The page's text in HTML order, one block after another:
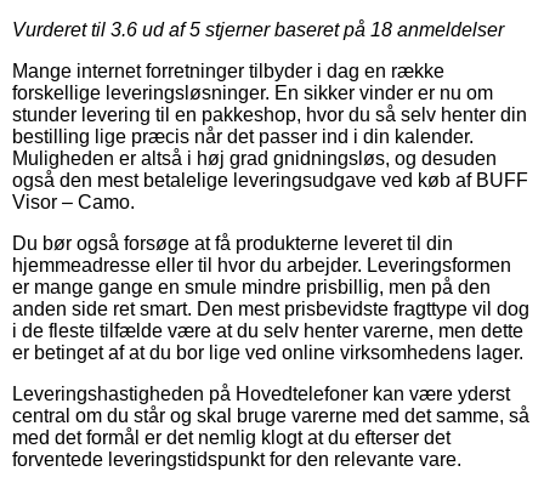
Vurderet til 3.6 ud af 5 stjerner baseret på 18 anmeldelser
Mange internet forretninger tilbyder i dag en række
forskellige leveringsløsninger. En sikker vinder er nu om
stunder levering til en pakkeshop, hvor du så selv henter din
bestilling lige præcis når det passer ind i din kalender.
Muligheden er altså i høj grad gnidningsløs, og desuden
også den mest betalelige leveringsudgave ved køb af BUFF
Visor – Camo.
Du bør også forsøge at få produkterne leveret til din
hjemmeadresse eller til hvor du arbejder. Leveringsformen
er mange gange en smule mindre prisbillig, men på den
anden side ret smart. Den mest prisbevidste fragttype vil dog
i de fleste tilfælde være at du selv henter varerne, men dette
er betinget af at du bor lige ved online virksomhedens lager.
Leveringshastigheden på Hovedtelefoner kan være yderst
central om du står og skal bruge varerne med det samme, så
med det formål er det nemlig klogt at du efterser det
forventede leveringstidspunkt for den relevante vare.